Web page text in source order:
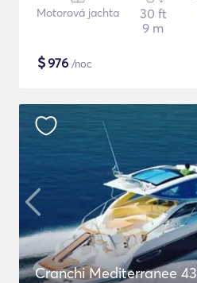
Motorová jachta
30 ft
9 m
$976 /noc
Cranchi Mediterranee 43